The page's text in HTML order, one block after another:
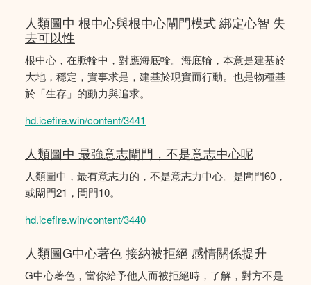
人類圖中 根中心與根中心閘門模式 綁定心智 失
去可以性
根中心，在脈輪中，對應海底輪。海底輪，本意是建基於
大地，穩定，實事求是，建基於現實而行動。也是物種基
於「生存」的動力與追求。
hd.icefire.win/content/3441
人類圖中 最強意志閘門，不是意志中心呢
人類圖中，最有意志力的，不是意志力中心。是閘門60，
或閘門21，閘門10。
hd.icefire.win/content/3440
人類圖G中心著色 接納被拒絕 感情關係提升
G中心著色，當你給予他人而被拒絕時，了解，對方不是